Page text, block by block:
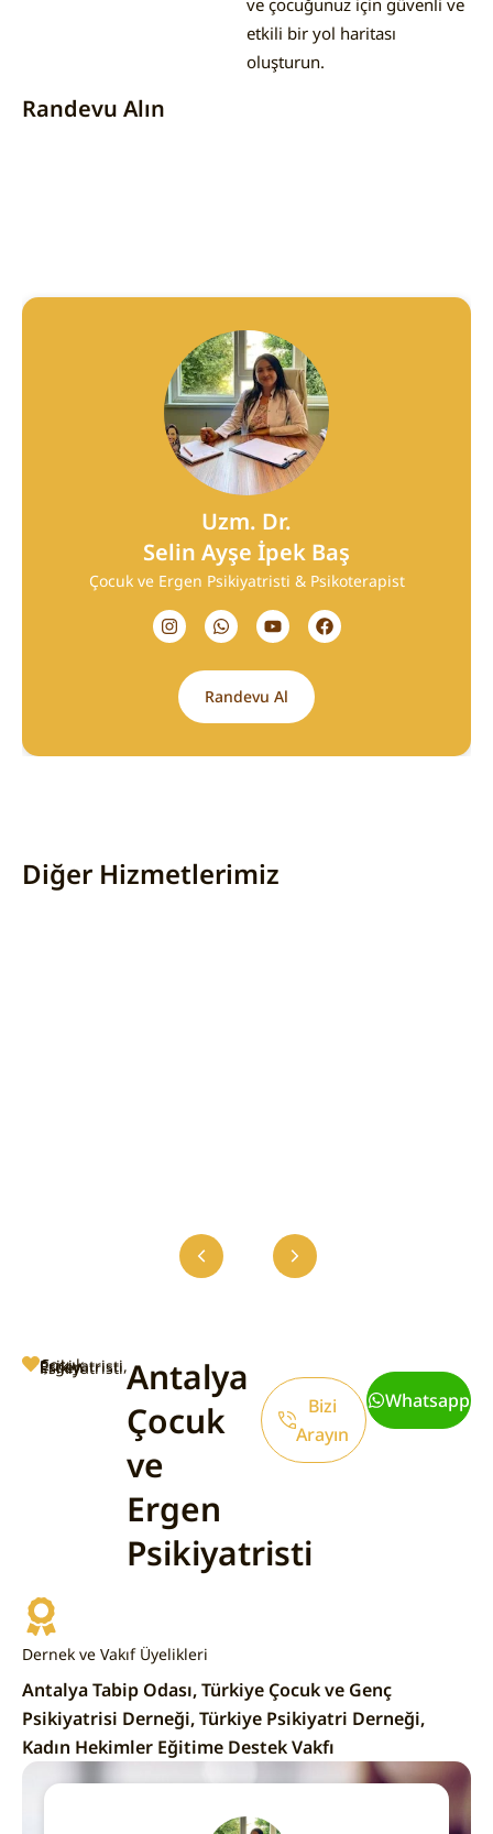
ve çocuğunuz için güvenli ve
etkili bir yol haritası
oluşturun.
Randevu Alın
Uzm. Dr.
Selin Ayşe İpek Baş
Çocuk ve Ergen Psikiyatristi & Psikoterapist
Randevu Al
Diğer Hizmetlerimiz
Çocuk Psikiyatristi, Ergen Psikiyatristi Antalya
Çocuk
ve
Ergen
Psikiyatristi
Bizi
Arayın
Whatsapp
Dernek ve Vakıf Üyelikleri
Antalya Tabip Odası, Türkiye Çocuk ve Genç
Psikiyatrisi Derneği, Türkiye Psikiyatri Derneği,
Kadın Hekimler Eğitime Destek Vakfı